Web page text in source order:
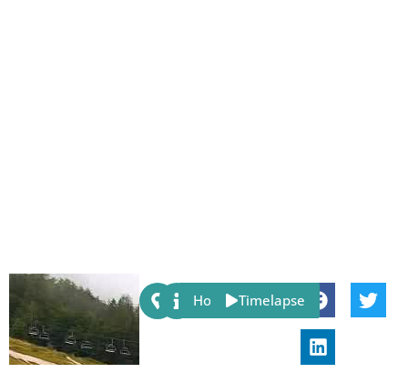
Share:
Host Timelapse